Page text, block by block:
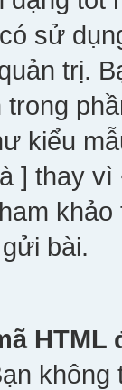
sử
trị.
kiểu
] thay
bài.